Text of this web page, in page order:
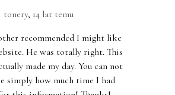
tonery, 14 lat temu
recommended I might like
He was totally right. This
made my day. You can not
simply how much time I had